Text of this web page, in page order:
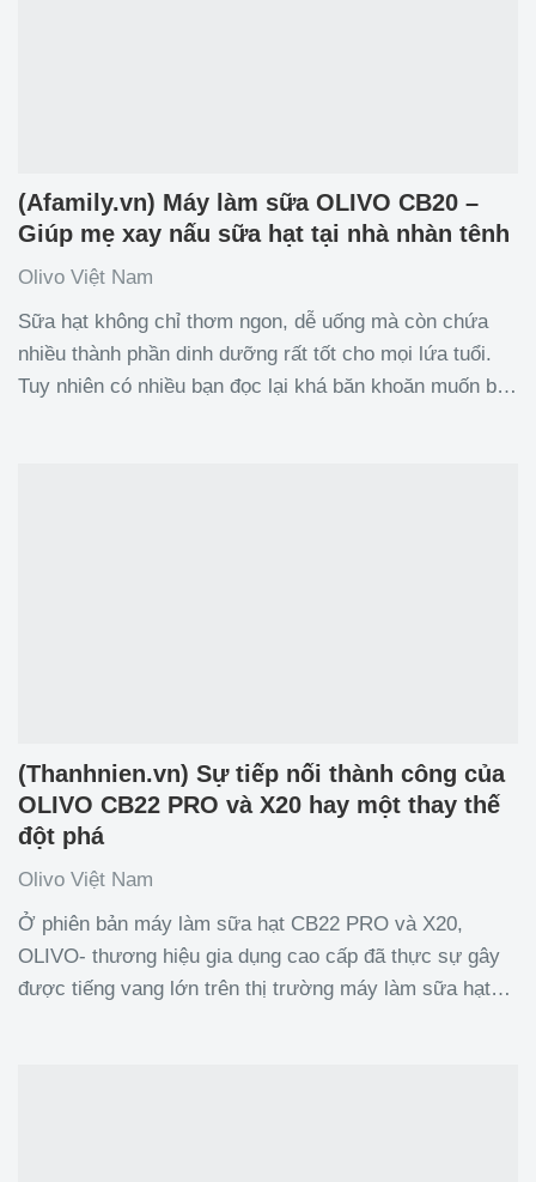
(Afamily.vn) Máy làm sữa OLIVO CB20 –
Giúp mẹ xay nấu sữa hạt tại nhà nhàn tênh
Olivo Việt Nam
Sữa hạt không chỉ thơm ngon, dễ uống mà còn chứa
nhiều thành phần dinh dưỡng rất tốt cho mọi lứa tuổi.
Tuy nhiên có nhiều bạn đọc lại khá băn khoăn muốn biết
(Thanhnien.vn) Sự tiếp nối thành công của
OLIVO CB22 PRO và X20 hay một thay thế
đột phá
Olivo Việt Nam
Ở phiên bản máy làm sữa hạt CB22 PRO và X20,
OLIVO- thương hiệu gia dụng cao cấp đã thực sự gây
được tiếng vang lớn trên thị trường máy làm sữa hạt